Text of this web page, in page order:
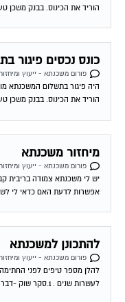
הוריד את הכינוס. בבנק משכן
כונס נכסים פיגור
פורום משכנתא - ייעוץ ומיחזור
היה פיגור בתשלום המשכנתא
הוריד את הכינוס. בבנק משכן
מיחזור משכנתא
פורום משכנתא - ייעוץ ומיחזור
אפשרות לדעת האם כדאי לי
להתכונן למשכנתא
פורום משכנתא - ייעוץ ומיחזור
להלן מספר טיפים לפני
לעשרות שנים . 1.סקר שוק -דבר ראשון מומלץ לעשות שיעורי בית . shopping...